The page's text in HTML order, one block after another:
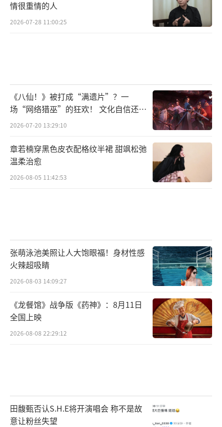
情很重情的人
2026-07-28 11:00:25
《八仙！》被打成“满遗片”？一
场“网络猎巫”的狂欢！ 文化自信还是
焦虑？
2026-07-20 13:29:10
章若楠穿黑色皮衣配格纹半裙 甜飒松弛
温柔治愈
2026-08-05 11:42:53
张萌泳池美照让人大饱眼福！身材性感
火辣超吸睛
2026-08-03 14:09:27
《龙餐馆》战争版《药神》：8月11日
全国上映
2026-08-08 22:29:12
田馥甄否认S.H.E将开演唱会 称不是故
意让粉丝失望